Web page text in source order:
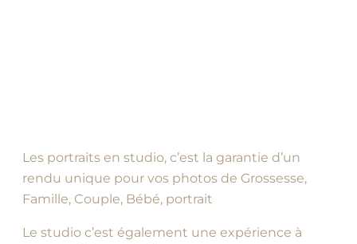
Les portraits en studio, c’est la garantie d’un
rendu unique pour vos photos de Grossesse,
Famille, Couple, Bébé, portrait
Le studio c’est également une expérience à